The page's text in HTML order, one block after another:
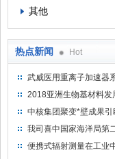
其他
热点新闻 Hot
武威医用重离子加速器
完成检测报告 临床试验
2018亚洲生物基材料发
中核集团聚变*壁成果引
“人造太阳”指日可待
我司喜中国家海洋局第
究所采购低本底液体闪
便携式辐射测量在工业